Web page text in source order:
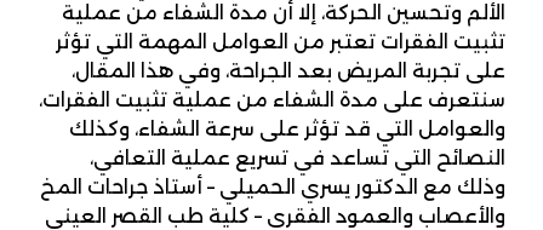
الألم وتحسين الحركة، إلا أن مدة الشفاء من عملية
تثبيت الفقرات تعتبر من العوامل المهمة التي تؤثر
على تجربة المريض بعد الجراحة، وفي هذا المقال،
سنتعرف على مدة الشفاء من عملية تثبيت الفقرات،
والعوامل التي قد تؤثر على سرعة الشفاء، وكذلك
النصائح التي تساعد في تسريع عملية التعافي،
وذلك مع الدكتور يسري الحميلي – أستاذ جراحات المخ
والأعصاب والعمود الفقري – كلية طب القصر العيني